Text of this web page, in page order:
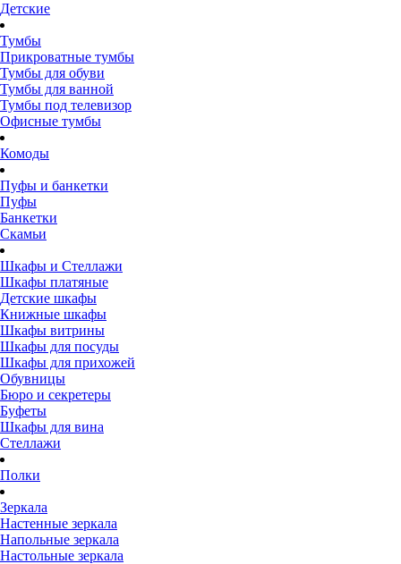
Детские
Тумбы
Прикроватные тумбы
Тумбы для обуви
Тумбы для ванной
Тумбы под телевизор
Офисные тумбы
Комоды
Пуфы и банкетки
Пуфы
Банкетки
Скамьи
Шкафы и Стеллажи
Шкафы платяные
Детские шкафы
Книжные шкафы
Шкафы витрины
Шкафы для посуды
Шкафы для прихожей
Обувницы
Бюро и секретеры
Буфеты
Шкафы для вина
Стеллажи
Полки
Зеркала
Настенные зеркала
Напольные зеркала
Настольные зеркала